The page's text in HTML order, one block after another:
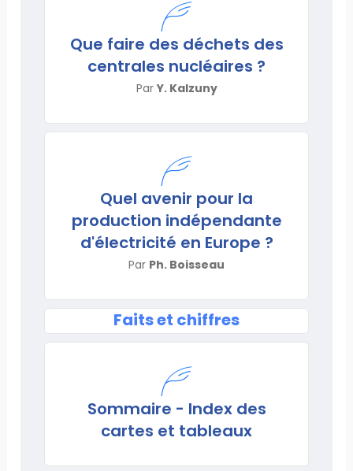
Que faire des déchets des
centrales nucléaires ?
ParY. Kalzuny
Quel avenir pour la
production indépendante
d'électricité en Europe ?
Par Ph. Boisseau
Faits et chiffres
Sommaire - Index des
cartes et tableaux